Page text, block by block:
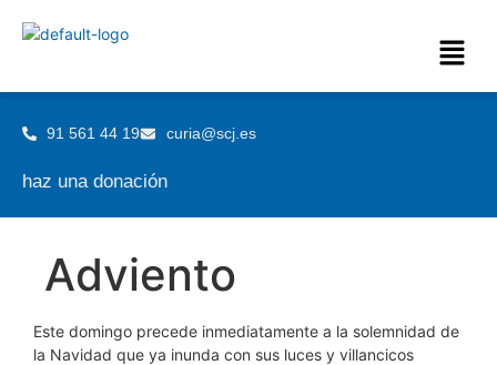
91 561 44 19 curia@scj.es
haz una donación
Adviento
Este domingo precede inmediatamente a la solemnidad de
la Navidad que ya inunda con sus luces y villancicos